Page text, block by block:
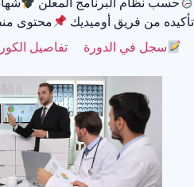
حسب نظام البرنامج المعلن
تأكيده من فريق أوميديك
محتوى
سجل في الدورة
تفاصيل